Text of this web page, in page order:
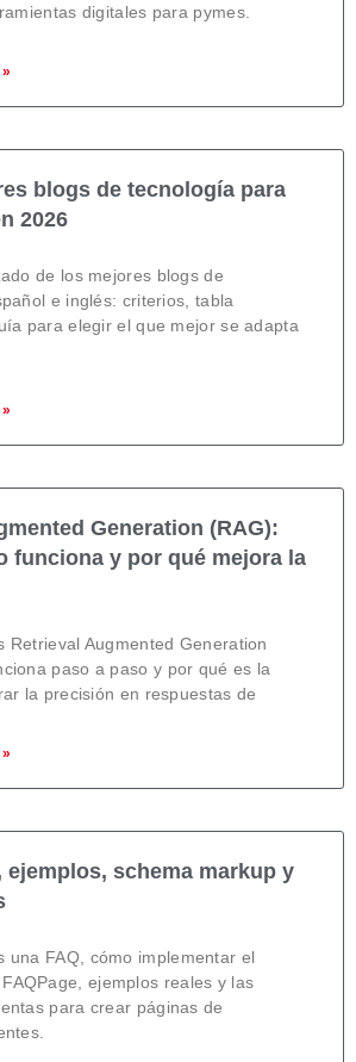
digitales para pymes.
blogs de tecnología para
2026
de los mejores blogs de
e inglés: criterios, tabla
para elegir el que mejor se adapta
Generation (RAG):
funciona y por qué mejora la
Retrieval Augmented Generation
paso a paso y por qué es la
la precisión en respuestas de
ejemplos, schema markup y
una FAQ, cómo implementar el
ejemplos reales y las
para crear páginas de